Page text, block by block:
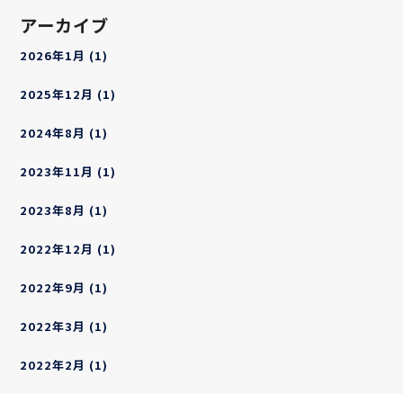
アーカイブ
2026年1月 (1)
2025年12月 (1)
2024年8月 (1)
2023年11月 (1)
2023年8月 (1)
2022年12月 (1)
2022年9月 (1)
2022年3月 (1)
2022年2月 (1)